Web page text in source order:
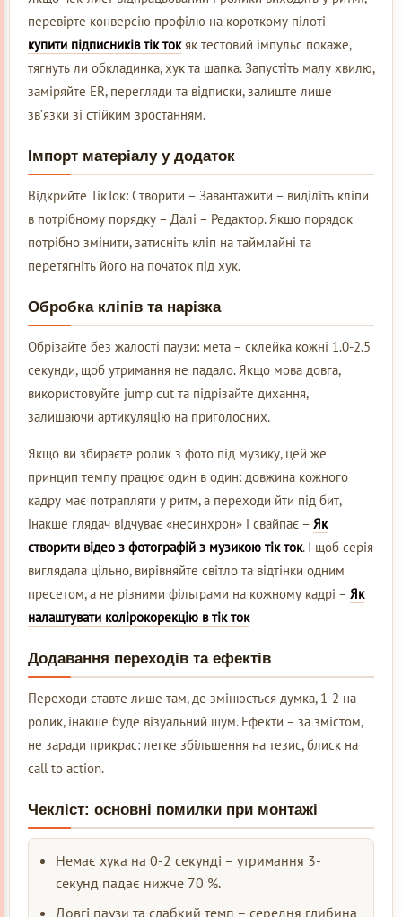
перевірте конверсію профілю на короткому пілоті –
купити підписників тік токяк тестовий імпульс покаже,
тягнуть ли обкладинка, хук та шапка. Запустіть малу хвилю,
заміряйте ER, перегляди та відписки, залиште лише
зв’язки зі стійким зростанням.
Імпорт матеріалу у додаток
Відкрийте ТікТок: Створити – Завантажити – виділіть кліпи
в потрібному порядку – Далі – Редактор. Якщо порядок
потрібно змінити, затисніть кліп на таймлайні та
перетягніть його на початок під хук.
Обробка кліпів та нарізка
Обрізайте без жалості паузи: мета – склейка кожні 1.0-2.5
секунди, щоб утримання не падало. Якщо мова довга,
використовуйте jump cut та підрізайте дихання,
залишаючи артикуляцію на приголосних.
Якщо ви збираєте ролик з фото під музику, цей же
принцип темпу працює один в один: довжина кожного
кадру має потрапляти у ритм, а переходи йти під бит,
інакше глядач відчуває «несинхрон» і свайпає – Як
створити відео з фотографій з музикою тік ток. І щоб серія
виглядала цільно, вирівняйте світло та відтінки одним
пресетом, а не різними фільтрами на кожному кадрі – Як
налаштувати колірокорекцію в тік ток
Додавання переходів та ефектів
Переходи ставте лише там, де змінюється думка, 1-2 на
ролик, інакше буде візуальний шум. Ефекти – за змістом,
не заради прикрас: легке збільшення на тезис, блиск на
call to action.
Чекліст: основні помилки при монтажі
Немає хука на 0-2 секунді – утримання 3-
секунд падає нижче 70 %.
Довгі паузи та слабкий темп – середня глибина